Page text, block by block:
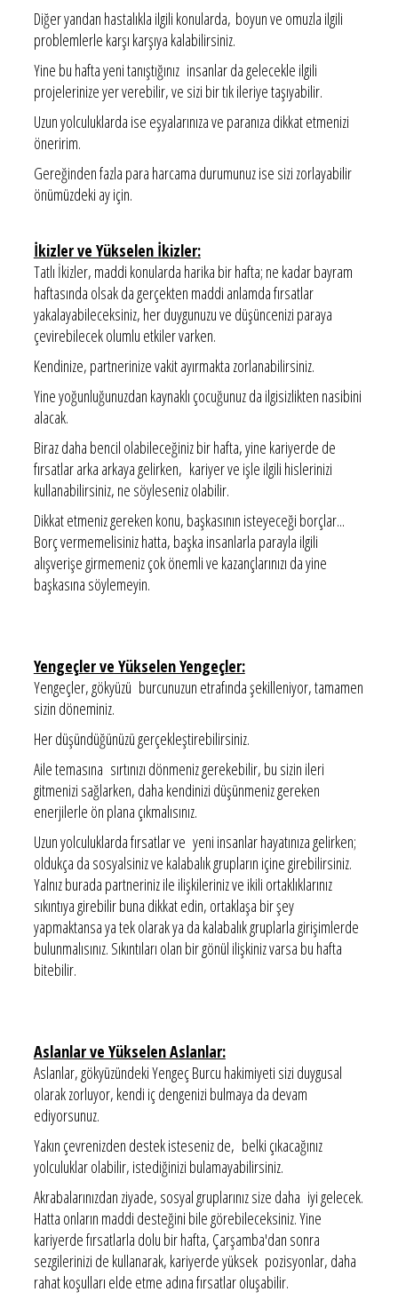
Diğer yandan hastalıkla ilgili konularda, boyun ve omuzla ilgili
problemlerle karşı karşıya kalabilirsiniz.
Yine bu hafta yeni tanıştığınız insanlar da gelecekle ilgili
projelerinize yer verebilir, ve sizi bir tık ileriye taşıyabilir.
Uzun yolculuklarda ise eşyalarınıza ve paranıza dikkat etmenizi
öneririm.
Gereğinden fazla para harcama durumunuz ise sizi zorlayabilir
önümüzdeki ay için.
İkizler ve Yükselen İkizler:
Tatlı İkizler, maddi konularda harika bir hafta; ne kadar bayram
haftasında olsak da gerçekten maddi anlamda fırsatlar
yakalayabileceksiniz, her duygunuzu ve düşüncenizi paraya
çevirebilecek olumlu etkiler varken.
Kendinize, partnerinize vakit ayırmakta zorlanabilirsiniz.
Yine yoğunluğunuzdan kaynaklı çocuğunuz da ilgisizlikten nasibini
alacak.
Biraz daha bencil olabileceğiniz bir hafta, yine kariyerde de
fırsatlar arka arkaya gelirken, kariyer ve işle ilgili hislerinizi
kullanabilirsiniz, ne söyleseniz olabilir.
Dikkat etmeniz gereken konu, başkasının isteyeceği borçlar...
Borç vermemelisiniz hatta, başka insanlarla parayla ilgili
alışverişe girmemeniz çok önemli ve kazançlarınızı da yine
başkasına söylemeyin.
Yengeçler ve Yükselen Yengeçler:
Yengeçler, gökyüzü burcunuzun etrafında şekilleniyor, tamamen
sizin döneminiz.
Her düşündüğünüzü gerçekleştirebilirsiniz.
Aile temasına sırtınızı dönmeniz gerekebilir, bu sizin ileri
gitmenizi sağlarken, daha kendinizi düşünmeniz gereken
enerjilerle ön plana çıkmalısınız.
Uzun yolculuklarda fırsatlar ve yeni insanlar hayatınıza gelirken;
oldukça da sosyalsiniz ve kalabalık grupların içine girebilirsiniz.
Yalnız burada partneriniz ile ilişkileriniz ve ikili ortaklıklarınız
sıkıntıya girebilir buna dikkat edin, ortaklaşa bir şey
yapmaktansa ya tek olarak ya da kalabalık gruplarla girişimlerde
bulunmalısınız. Sıkıntıları olan bir gönül ilişkiniz varsa bu hafta
bitebilir.
Aslanlar ve Yükselen Aslanlar:
Aslanlar, gökyüzündeki Yengeç Burcu hakimiyeti sizi duygusal
olarak zorluyor, kendi iç dengenizi bulmaya da devam
ediyorsunuz.
Yakın çevrenizden destek isteseniz de, belki çıkacağınız
yolculuklar olabilir, istediğinizi bulamayabilirsiniz.
Akrabalarınızdan ziyade, sosyal gruplarınız size daha iyi gelecek.
Hatta onların maddi desteğini bile görebileceksiniz. Yine
kariyerde fırsatlarla dolu bir hafta, Çarşamba'dan sonra
sezgilerinizi de kullanarak, kariyerde yüksek pozisyonlar, daha
rahat koşulları elde etme adına fırsatlar oluşabilir.